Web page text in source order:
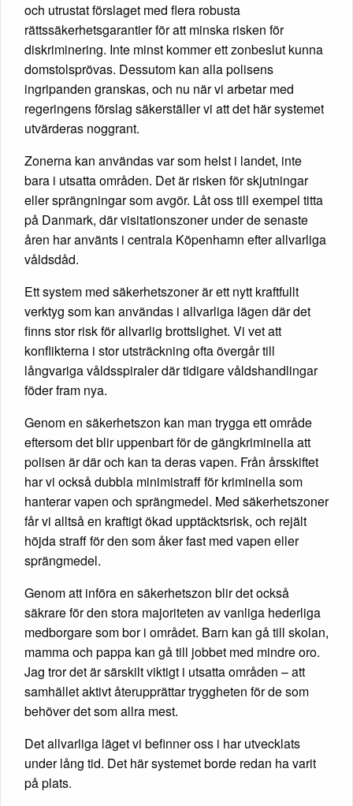
och utrustat förslaget med flera robusta
rättssäkerhetsgarantier för att minska risken för
diskriminering. Inte minst kommer ett zonbeslut kunna
domstolsprövas. Dessutom kan alla polisens
ingripanden granskas, och nu när vi arbetar med
regeringens förslag säkerställer vi att det här systemet
utvärderas noggrant.
Zonerna kan användas var som helst i landet, inte
bara i utsatta områden. Det är risken för skjutningar
eller sprängningar som avgör. Låt oss till exempel titta
på Danmark, där visitationszoner under de senaste
åren har använts i centrala Köpenhamn efter allvarliga
våldsdåd.
Ett system med säkerhetszoner är ett nytt kraftfullt
verktyg som kan användas i allvarliga lägen där det
finns stor risk för allvarlig brottslighet. Vi vet att
konflikterna i stor utsträckning ofta övergår till
långvariga våldsspiraler där tidigare våldshandlingar
föder fram nya.
Genom en säkerhetszon kan man trygga ett område
eftersom det blir uppenbart för de gängkriminella att
polisen är där och kan ta deras vapen. Från årsskiftet
har vi också dubbla minimistraff för kriminella som
hanterar vapen och sprängmedel. Med säkerhetszoner
får vi alltså en kraftigt ökad upptäcktsrisk, och rejält
höjda straff för den som åker fast med vapen eller
sprängmedel.
Genom att införa en säkerhetszon blir det också
säkrare för den stora majoriteten av vanliga hederliga
medborgare som bor i området. Barn kan gå till skolan,
mamma och pappa kan gå till jobbet med mindre oro.
Jag tror det är särskilt viktigt i utsatta områden – att
samhället aktivt återupprättar tryggheten för de som
behöver det som allra mest.
Det allvarliga läget vi befinner oss i har utvecklats
under lång tid. Det här systemet borde redan ha varit
på plats.